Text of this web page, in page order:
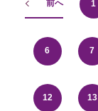
前へ 1
6 7
12 13